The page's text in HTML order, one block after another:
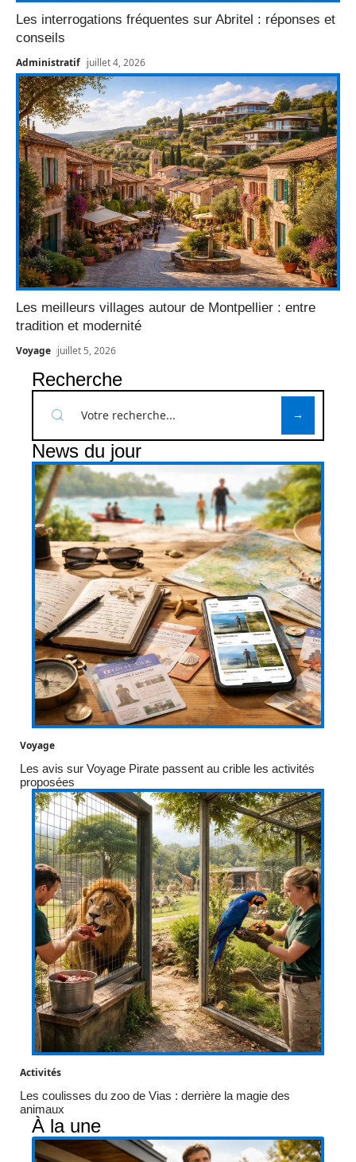
Les interrogations fréquentes sur Abritel : réponses et
conseils
Administratif juillet 4, 2026
Les meilleurs villages autour de Montpellier : entre
tradition et modernité
Voyage juillet 5, 2026
Recherche
News du jour
Voyage
Les avis sur Voyage Pirate passent au crible les activités
proposées
Activités
Les coulisses du zoo de Vias : derrière la magie des
animaux
À la une